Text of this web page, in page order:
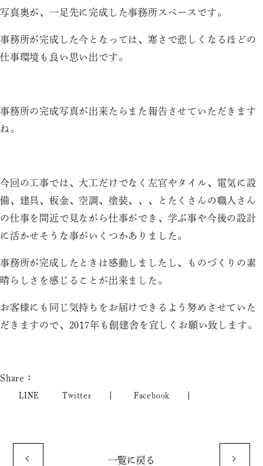
写真奥が、一足先に完成した事務所スペースです。
事務所が完成した今となっては、寒さで悲しくなるほどの
仕事環境も良い思い出です。
事務所の完成写真が出来たらまた報告させていただきます
ね。
今回の工事では、大工だけでなく左官やタイル、電気に設
備、建具、板金、空調、塗装、、、とたくさんの職人さん
の仕事を間近で見ながら仕事ができ、学ぶ事や今後の設計
に活かせそうな事がいくつかありました。
事務所が完成したときは感動しましたし、ものづくりの素
晴らしさを感じることが出来ました。
お客様にも同じ気持ちをお届けできるよう努めさせていた
だきますので、2017年も創建舎を宜しくお願い致します。
Share：
LINE Twitter Facebook
一覧に戻る